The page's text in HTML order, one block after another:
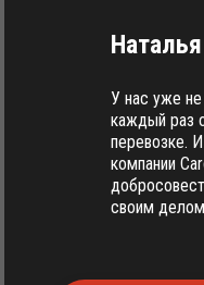
Наталья
У нас уже
каждый раз
перевозке.
компании
своим